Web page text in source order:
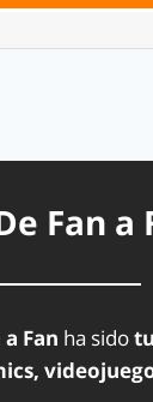
Fan a
Fan ha sido